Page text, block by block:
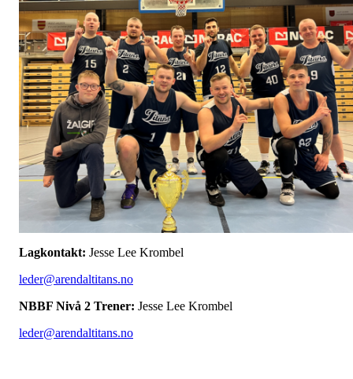
Lagkontakt: Jesse Lee Krombel
leder@arendaltitans.no
NBBF Nivå 2 Trener: Jesse Lee Krombel
leder@arendaltitans.no